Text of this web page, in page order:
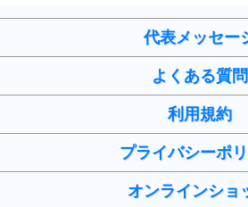
代表メッセー
よくある質問
利用規約
プライバシーポ
オンラインショ